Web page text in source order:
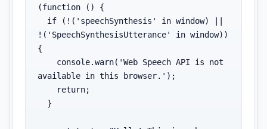
(function () {
!('SpeechSynthesisUtterance' in window))
{
available in this browser.');